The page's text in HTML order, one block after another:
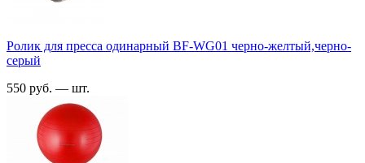
Ролик для пресса одинарный ВF-WG01 черно-желтый,черно-
серый
550 руб. — шт.